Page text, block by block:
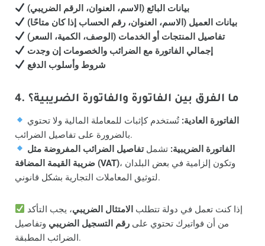
بيانات البائع (الاسم، العنوان، الرقم الضريبي)
بيانات العميل (الاسم، العنوان، رقم الحساب إذا كان متاحًا)
تفاصيل المنتجات أو الخدمات (الوصف، الكمية، السعر)
إجمالي الفاتورة مع الضرائب والخصومات إن وجدت
شروط وأسلوب الدفع
4. ما الفرق بين الفاتورة والفاتورة الضريبية؟
الفاتورة العادية: تُستخدم كإثبات للمعاملة المالية ولا تحتوي
بالضرورة على تفاصيل الضرائب.
الفاتورة الضريبية: تشملتفاصيل الضرائب المفروضة مثل
ضريبة القيمة المضافة (VAT)، وتكون إلزامية في بعض البلدان
لتوثيق المعاملات التجارية بشكل قانوني.
إذا كنت تعمل في دولة تتطلب الامتثال الضريبي، يجب التأكد
من أن فواتيرك تحتوي على رقم التسجيل الضريبي وتفاصيل
الضرائب المطبقة.